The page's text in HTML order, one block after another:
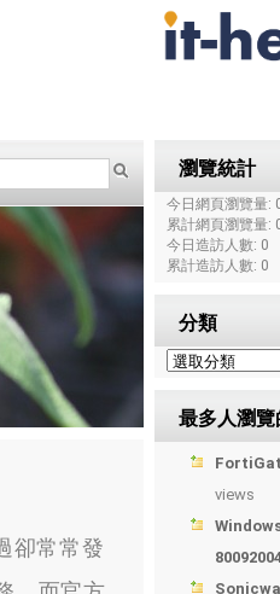
卻常常發
瀏覽統計
今日網頁瀏覽量:
累計網頁瀏覽量:
今日造訪人數: 0
累計造訪人數: 0
分類
最多人瀏覽
views